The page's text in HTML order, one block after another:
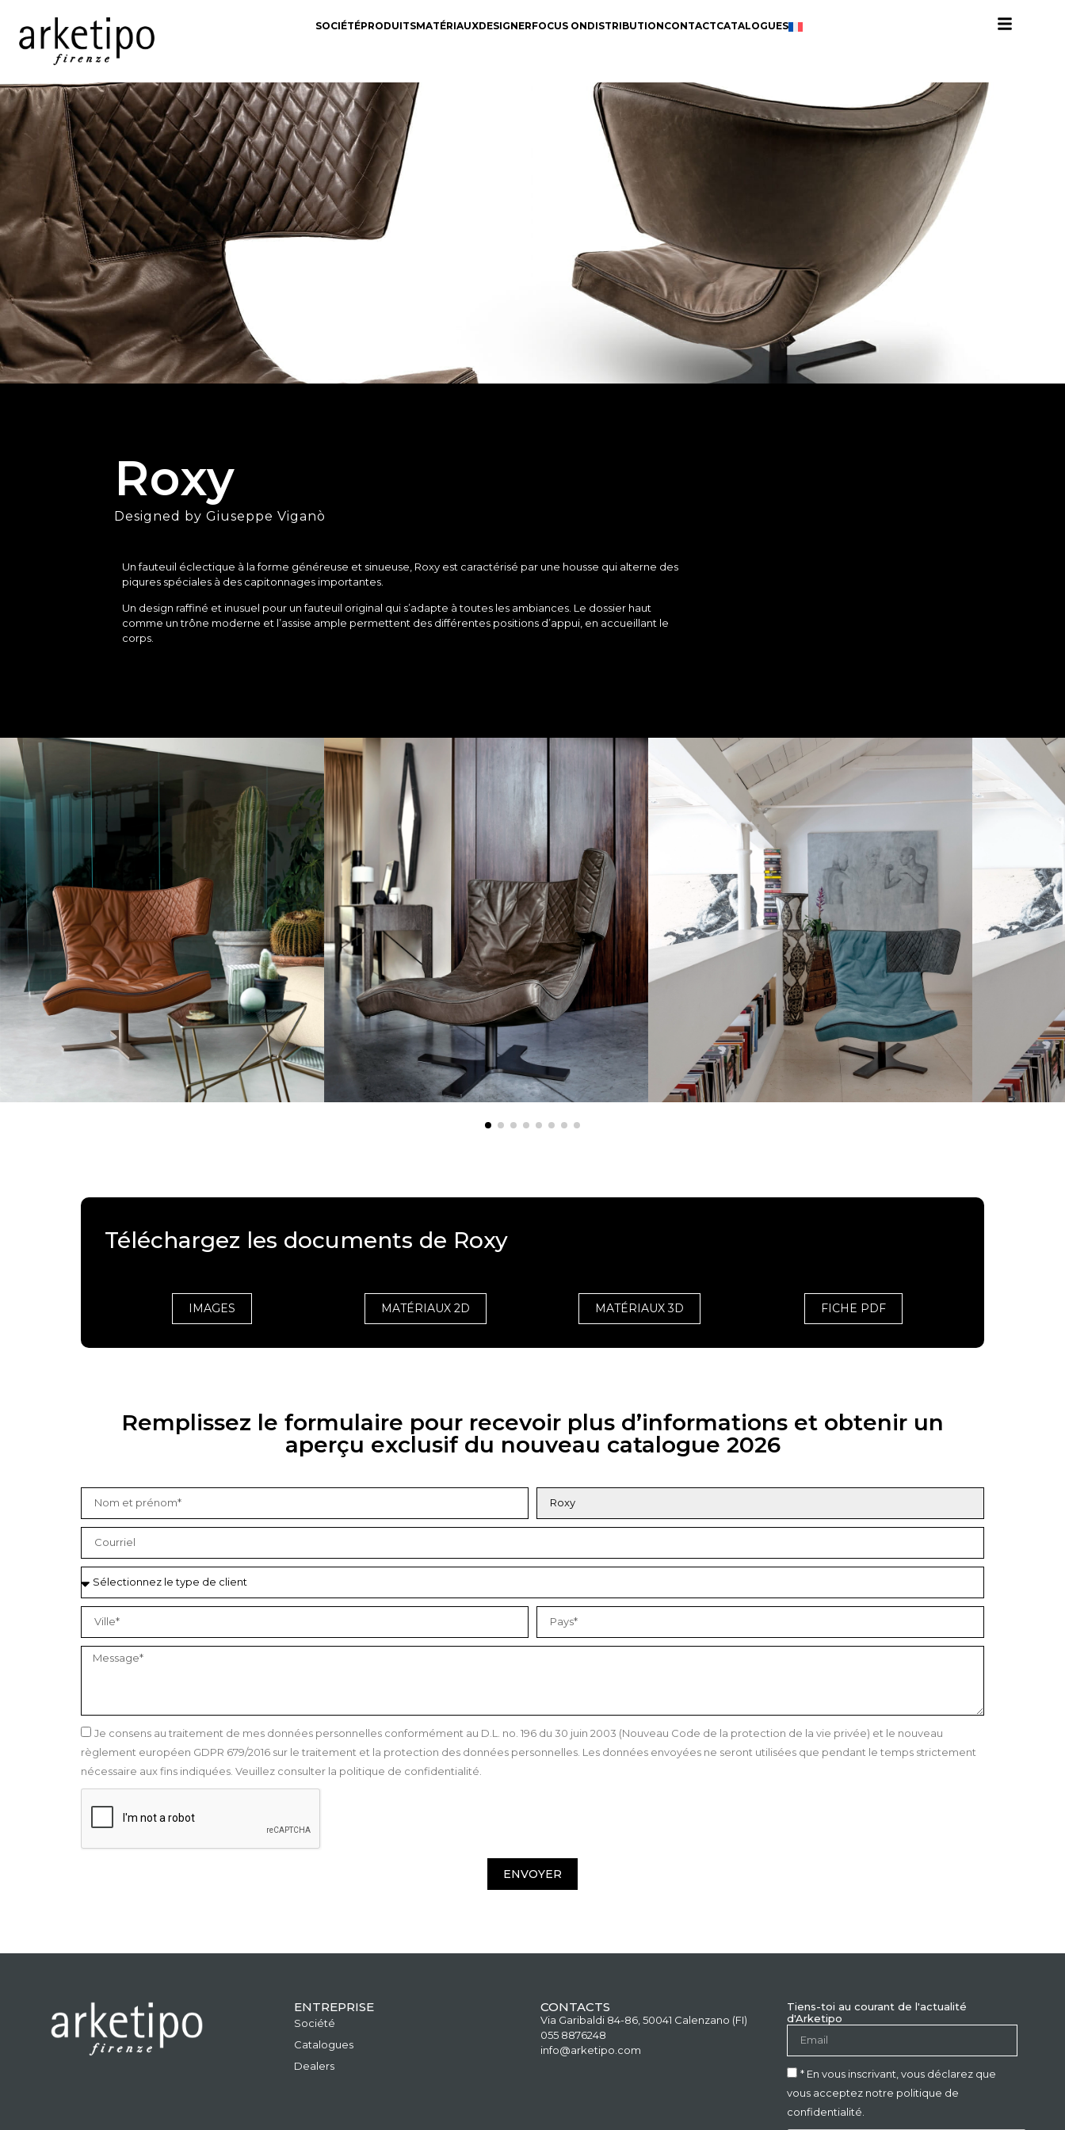
SOCIÉTÉPRODUITSMATÉRIAUXDESIGNERFOCUS ONDISTRIBUTIONCONTACTCATALOGUES
Roxy
Designed by Giuseppe Viganò
Un fauteuil éclectique à la forme généreuse et sinueuse, Roxy est caractérisé par une housse qui alterne des
piqures spéciales à des capitonnages importantes.
Un design raffiné et inusuel pour un fauteuil original qui s’adapte à toutes les ambiances. Le dossier haut
comme un trône moderne et l’assise ample permettent des différentes positions d’appui, en accueillant le
corps.
Téléchargez les documents de Roxy
IMAGES MATÉRIAUX 2D MATÉRIAUX 3D FICHE PDF
Remplissez le formulaire pour recevoir plus d’informations et obtenir un
aperçu exclusif du nouveau catalogue 2026
Je consens au traitement de mes données personnelles conformément au D.L. no. 196 du 30 juin 2003 (Nouveau Code de la protection de la vie privée) et le nouveau
règlement européen GDPR 679/2016 sur le traitement et la protection des données personnelles. Les données envoyées ne seront utilisées que pendant le temps strictement
nécessaire aux fins indiquées. Veuillez consulter la politique de confidentialité.
ENVOYER
ENTREPRISE
Société
Catalogues
Dealers
CONTACTS
Via Garibaldi 84-86, 50041 Calenzano (FI)
055 8876248
info@arketipo.com
Tiens-toi au courant de l'actualité
d'Arketipo
* En vous inscrivant, vous déclarez que
vous acceptez notre politique de
confidentialité.